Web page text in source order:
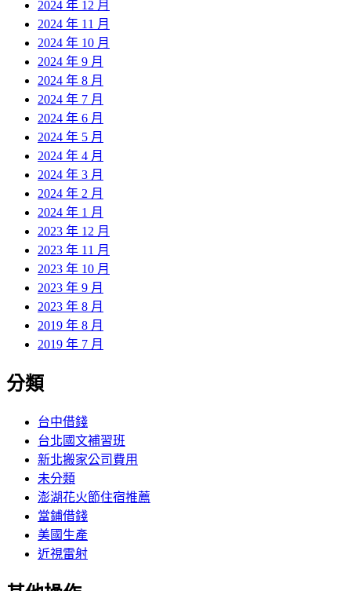
2024 年 12 月
2024 年 11 月
2024 年 10 月
2024 年 9 月
2024 年 8 月
2024 年 7 月
2024 年 6 月
2024 年 5 月
2024 年 4 月
2024 年 3 月
2024 年 2 月
2024 年 1 月
2023 年 12 月
2023 年 11 月
2023 年 10 月
2023 年 9 月
2023 年 8 月
2019 年 8 月
2019 年 7 月
分類
台中借錢
台北國文補習班
新北搬家公司費用
未分類
澎湖花火節住宿推薦
當鋪借錢
美國生產
近視雷射